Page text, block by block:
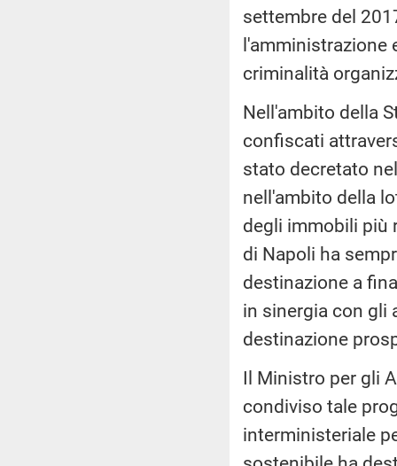
settembre del
l'amministrazione
criminalità
Nell'ambito della
confiscati
stato decretato
nell'ambito della
degli immobili più
di Napoli ha
destinazione a
in sinergia con gli
destinazione
Il Ministro per gli
condiviso tale
interministeriale